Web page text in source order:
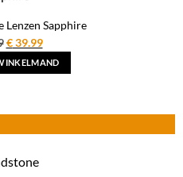
Lenzen Sapphire
Oorspronkelijke
prijs
was:
€39.99Huidige
prijs
is: